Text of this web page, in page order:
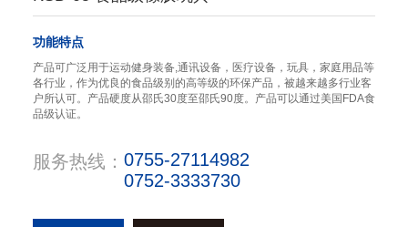
功能特点
产品可广泛用于运动健身装备,通讯设备，医疗设备，玩具，家庭用品等
各行业，作为优良的食品级别的高等级的环保产品，被越来越多行业客
户所认可。产品硬度从邵氏30度至邵氏90度。产品可以通过美国FDA食
品级认证。
服务热线： 0755-27114982
0752-3333730